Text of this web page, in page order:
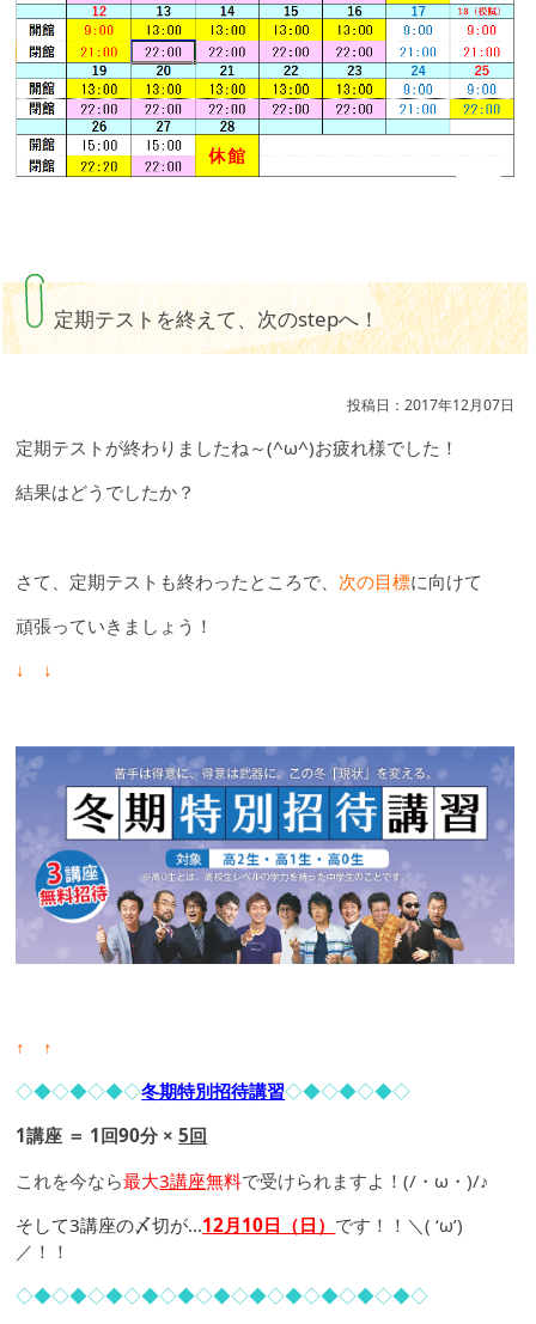
定期テストを終えて、次のstepへ！
投稿日：2017年12月07日
定期テストが終わりましたね～(^ω^)お疲れ様でした！
結果はどうでしたか？
さて、定期テストも終わったところで、 次の目標に向けて
頑張っていきましょう！
↓ ↓
↑ ↑
◇◆◇◆◇◆◇冬期特別招待講習◇◆◇◆◇◆◇
1講座 ＝ 1回90分 ×5回
これを今なら最大3講座無料で受けられますよ！(/・ω・)/♪
そして3講座の〆切が…12月10日（日） です！！＼( ‘ω’)
／！！
◇◆◇◆◇◆◇◆◇◆◇◆◇◆◇◆◇◆◇◆◇◆◇